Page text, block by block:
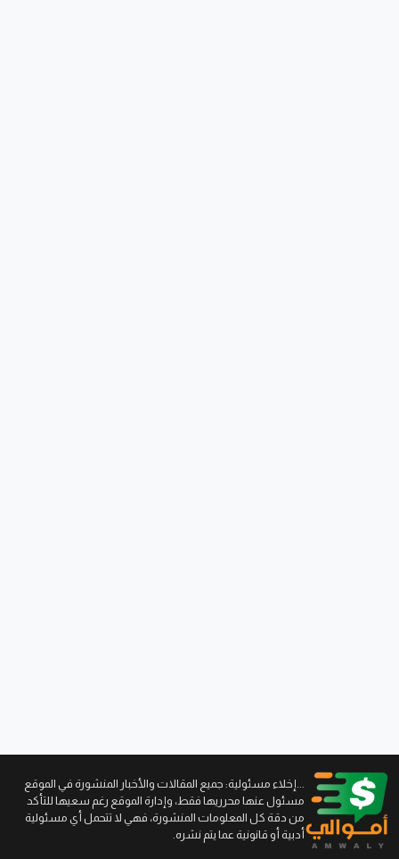
...إخلاء مسئولية: جميع المقالات والأخبار المنشورة في الموقع
مسئول عنها محرريها فقط، وإدارة الموقع رغم سعيها للتأكد
من دقة كل المعلومات المنشورة، فهي لا تتحمل أي مسئولية
أدبية أو قانونية عما يتم نشره.